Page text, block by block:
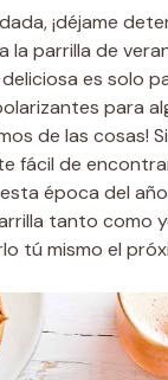
¡déjame
la parrilla de
es solo
para
de las cosas!
fácil de
época del
tanto como
tú mismo el